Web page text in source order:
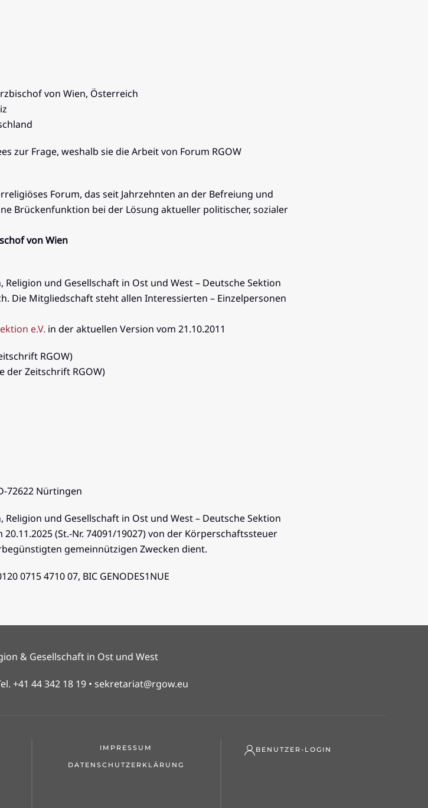
von Wien, Österreich
zur Frage, weshalb sie die Arbeit von Forum RGOW
Forum, das seit Jahrzehnten an der Befreiung und
Brückenfunktion bei der Lösung aktueller politischer, sozialer
von Wien
und Gesellschaft in Ost und West – Deutsche Sektion
Die Mitgliedschaft steht allen Interessierten – Einzelpersonen
e.V. in der aktuellen Version vom 21.10.2011
RGOW)
der Zeitschrift RGOW)
72622 Nürtingen
und Gesellschaft in Ost und West – Deutsche Sektion
(St.-Nr. 74091/19027) von der Körperschaftssteuer
gemeinnützigen Zwecken dient.
0715 4710 07, BIC GENODES1NUE
& Gesellschaft in Ost und West
+41 44 342 18 19 • sekretariat@rgow.eu
IMPRESSUM
DATENSCHUTZERKLÄRUNG
BENUTZER-LOGIN